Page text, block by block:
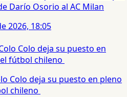
Darío Osorio al AC Milan
2026, 18:05
Colo deja su puesto en pleno
chileno